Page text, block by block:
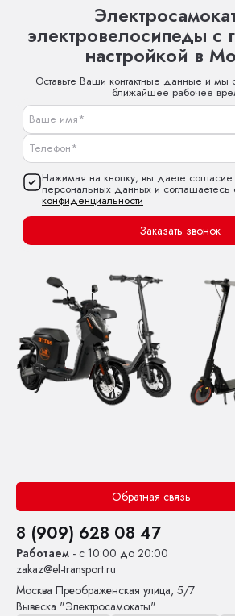
электровелосипеды с
настройкой в
Оставьте Ваши контактные данные и
ближайшее рабочее
Нажимая на кнопку, вы даете согласие
персональных данных и соглашаетесь
конфиденциальности
Заказать звонок
Обратная связь
8 (909) 628 08 47
Работаем - с 10:00 до 20:00
zakaz@el-transport.ru
Москва Преображенская улица, 5/7
Вывеска "Электросамокаты"